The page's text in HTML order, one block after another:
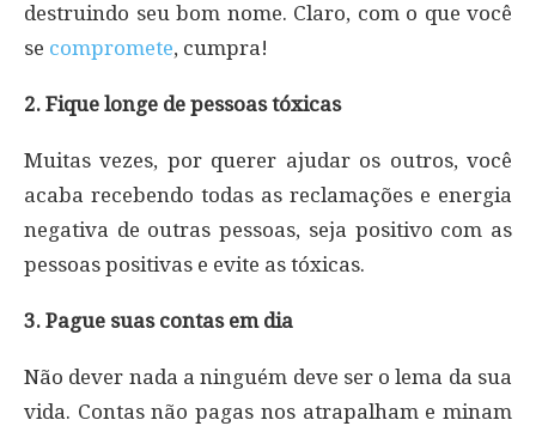
destruindo seu bom nome. Claro, com o que você
se compromete, cumpra!
2. Fique longe de pessoas tóxicas
Muitas vezes, por querer ajudar os outros, você
acaba recebendo todas as reclamações e energia
negativa de outras pessoas, seja positivo com as
pessoas positivas e evite as tóxicas.
3. Pague suas contas em dia
Não dever nada a ninguém deve ser o lema da sua
vida. Contas não pagas nos atrapalham e minam